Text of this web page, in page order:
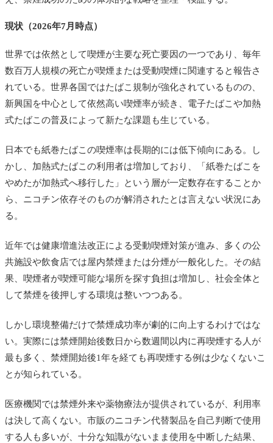
現状（2026年7月時点）
世界では依然として喫煙が主要な死亡要因の一つであり、毎年
数百万人規模の死亡が喫煙または受動喫煙に関連すると報告さ
れている。世界各国ではたばこ規制が強化されているものの、
新興国を中心として依然高い喫煙率が続き、電子たばこや加熱
式たばこの普及によって新たな課題も生じている。
日本でも紙巻たばこの喫煙率は長期的には低下傾向にある。し
かし、加熱式たばこの利用者は増加しており、「紙巻たばこを
やめたが加熱式へ移行した」という層が一定数存在することか
ら、ニコチン依存そのものが解消されたとは言えない状況にあ
る。
近年では健康増進法改正による受動喫煙対策が進み、多くの公
共施設や飲食店では屋内禁煙または分煙が一般化した。その結
果、喫煙者が喫煙可能な場所を探す負担は増加し、社会全体と
して禁煙を後押しする環境は整いつつある。
しかし環境整備だけで禁煙成功率が劇的に向上するわけではな
い。実際には禁煙開始後数日から数週間以内に再喫煙する人が
最も多く、禁煙開始後1年を経ても再喫煙する例は少なくないこ
とが知られている。
医療機関では禁煙外来や薬物療法が提供されているが、利用率
は決して高くない。市販のニコチン代替製品を自己判断で使用
する人も多いが、十分な知識がないまま使用を中断した結果、